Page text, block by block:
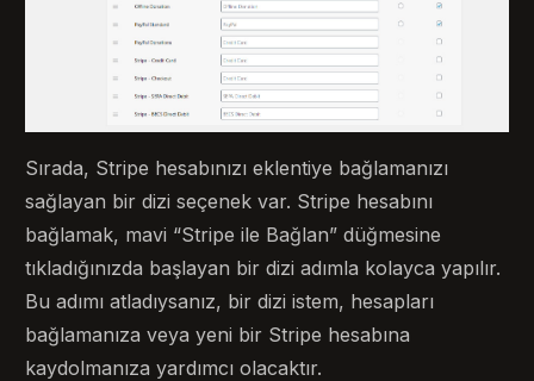
Sırada, Stripe hesabınızı eklentiye bağlamanızı
sağlayan bir dizi seçenek var. Stripe hesabını
bağlamak, mavi “Stripe ile Bağlan” düğmesine
tıkladığınızda başlayan bir dizi adımla kolayca yapılır.
Bu adımı atladıysanız, bir dizi istem, hesapları
bağlamanıza veya yeni bir Stripe hesabına
kaydolmanıza yardımcı olacaktır.